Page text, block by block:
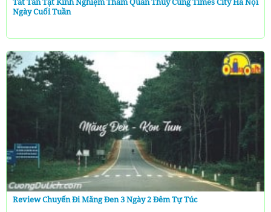
Ngày Cuối Tuần
Review Chuyến Đi Măng Đen 3 Ngày 2 Đêm Tự Túc